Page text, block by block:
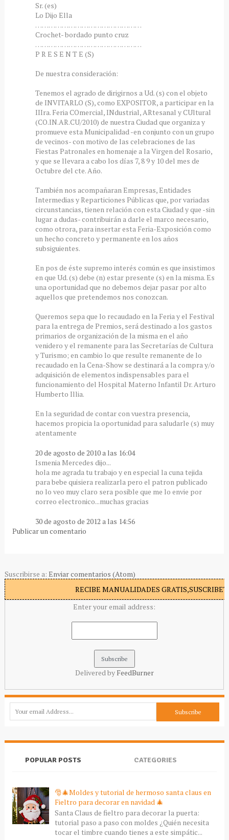
Sr. (es)
Lo Dijo Ella
…………………………………………
Crochet- bordado punto cruz
…………………………………………
P R E S E N T E (S)
De nuestra consideración:
Tenemos el agrado de dirigirnos a Ud. (s) con el objeto
de INVITARLO (S), como EXPOSITOR, a participar en la
IIIra. Feria COmercial, INdustrial, ARtesanal y CUltural
(CO.IN.AR.CU/2010) de nuestra Ciudad que organiza y
promueve esta Municipalidad -en conjunto con un grupo
de vecinos- con motivo de las celebraciones de las
Fiestas Patronales en homenaje a la Virgen del Rosario,
y que se llevara a cabo los días 7, 8 9 y 10 del mes de
Octubre del cte. Año.
También nos acompañaran Empresas, Entidades
Intermedias y Reparticiones Públicas que, por variadas
circunstancias, tienen relación con esta Ciudad y que -sin
lugar a dudas- contribuirán a darle el marco necesario,
como otrora, para insertar esta Feria-Exposición como
un hecho concreto y permanente en los años
subsiguientes.
En pos de éste supremo interés común es que insistimos
en que Ud. (s) debe (n) estar presente (s) en la misma. Es
una oportunidad que no debemos dejar pasar por alto
aquellos que pretendemos nos conozcan.
Queremos sepa que lo recaudado en la Feria y el Festival
para la entrega de Premios, será destinado a los gastos
primarios de organización de la misma en el año
venidero y el remanente para las Secretarías de Cultura
y Turismo; en cambio lo que resulte remanente de lo
recaudado en la Cena-Show se destinará a la compra y/o
adquisición de elementos indispensables para el
funcionamiento del Hospital Materno Infantil Dr. Arturo
Humberto Illia.
En la seguridad de contar con vuestra presencia,
hacemos propicia la oportunidad para saludarle (s) muy
atentamente
20 de agosto de 2010 a las 16:04
Ismenia Mercedes dijo...
hola me agrada tu trabajo y en especial la cuna tejida
para bebe quisiera realizarla pero el patron publicado
no lo veo muy claro sera posible que me lo envie por
correo electronico...muchas gracias
30 de agosto de 2012 a las 14:56
Publicar un comentario
Suscribirse a: Enviar comentarios (Atom)
RECIBE MANUALIDADES
Enter your email address:
Delivered by FeedBurner
POPULAR POSTS CATEGORIES
🎅🎄Moldes y tutorial de hermoso santa claus en
Fieltro para decorar en navidad 🎄
Santa Claus de fieltro para decorar la puerta:
tutorial paso a paso con moldes ¿Quién necesita
tocar el timbre cuando tienes a este simpátic...